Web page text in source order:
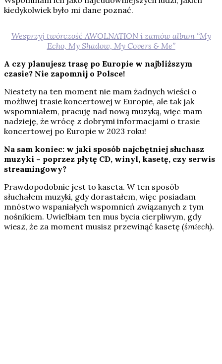
kiedykolwiek było mi dane poznać.
Wesprzyj twórczość AWOLNATION i zamów album “My
Echo, My Shadow, My Covers & Me”
A czy planujesz trasę po Europie w najbliższym
czasie? Nie zapomnij o Polsce!
Niestety na ten moment nie mam żadnych wieści o
możliwej trasie koncertowej w Europie, ale tak jak
wspomniałem, pracuję nad nową muzyką, więc mam
nadzieję, że wrócę z dobrymi informacjami o trasie
koncertowej po Europie w 2023 roku!
Na sam koniec: w jaki sposób najchętniej słuchasz
muzyki – poprzez płytę CD, winyl, kasetę, czy serwis
streamingowy?
Prawdopodobnie jest to kaseta. W ten sposób
słuchałem muzyki, gdy dorastałem, więc posiadam
mnóstwo wspaniałych wspomnień związanych z tym
nośnikiem. Uwielbiam ten mus bycia cierpliwym, gdy
wiesz, że za moment musisz przewinąć kasetę (śmiech).